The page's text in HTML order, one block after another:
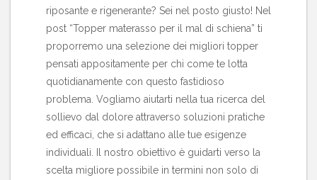
riposante e rigenerante? Sei nel posto giusto! Nel
post “Topper materasso per il mal di schiena” ti
proporremo una selezione dei migliori topper
pensati appositamente per chi come te lotta
quotidianamente con questo fastidioso
problema. Vogliamo aiutarti nella tua ricerca del
sollievo dal dolore attraverso soluzioni pratiche
ed efficaci, che si adattano alle tue esigenze
individuali. Il nostro obiettivo è guidarti verso la
scelta migliore possibile in termini non solo di